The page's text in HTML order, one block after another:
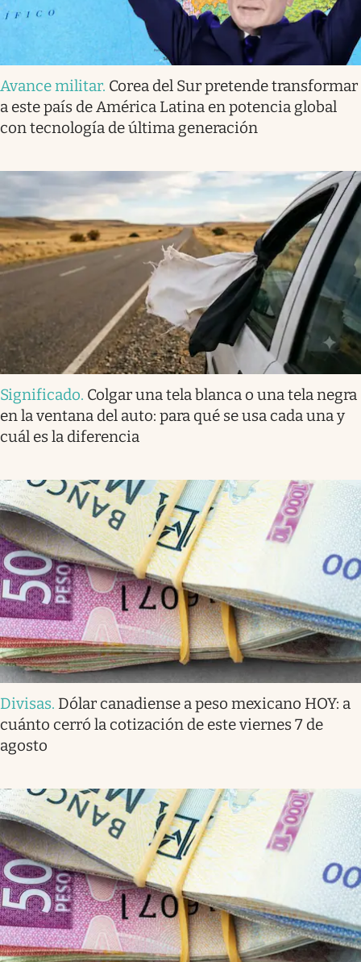
Avance militar. Corea del Sur pretende transformar
a este país de América Latina en potencia global
con tecnología de última generación
Significado. Colgar una tela blanca o una tela negra
en la ventana del auto: para qué se usa cada una y
cuál es la diferencia
Divisas. Dólar canadiense a peso mexicano HOY: a
cuánto cerró la cotización de este viernes 7 de
agosto